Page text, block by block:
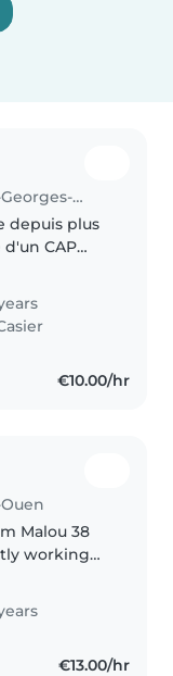
Babysitter in Saint-Georges-du-Bois (Nouvelle-Aquitaine)
depuis plus
CAP
mon
soin de
€10.00/hr
working
3 kids on
for..
€13.00/hr